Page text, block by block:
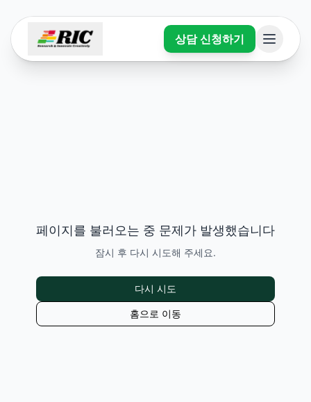
상담 신청하기
페이지를 불러오는 중 문제가 발생했습니다
잠시 후 다시 시도해 주세요.
다시 시도
홈으로 이동